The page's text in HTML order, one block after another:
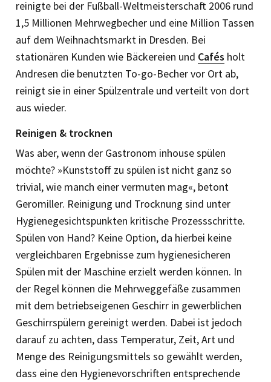
reinigte bei der Fußball-Weltmeisterschaft 2006 rund
1,5 Millionen Mehrwegbecher und eine Million Tassen
auf dem Weihnachtsmarkt in Dresden. Bei
stationären Kunden wie Bäckereien und Cafés holt
Andresen die benutzten To-go-Becher vor Ort ab,
reinigt sie in einer Spülzentrale und verteilt von dort
aus wieder.
Reinigen & trocknen
Was aber, wenn der Gastronom inhouse spülen
möchte? »Kunststoff zu spülen ist nicht ganz so
trivial, wie manch einer vermuten mag«, betont
Geromiller. Reinigung und Trocknung sind unter
Hygienegesichtspunkten kritische Prozessschritte.
Spülen von Hand? Keine Option, da hierbei keine
vergleichbaren Ergebnisse zum hygienesicheren
Spülen mit der Maschine erzielt werden können. In
der Regel können die Mehrweggefäße zusammen
mit dem betriebseigenen Geschirr in gewerblichen
Geschirrspülern gereinigt werden. Dabei ist jedoch
darauf zu achten, dass Temperatur, Zeit, Art und
Menge des Reinigungsmittels so gewählt werden,
dass eine den Hy­gienevorschriften entsprechende